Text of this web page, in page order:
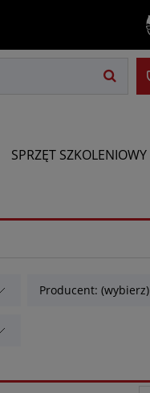
SPRZĘT SZKOLENIOWY
Producent: (wybierz)